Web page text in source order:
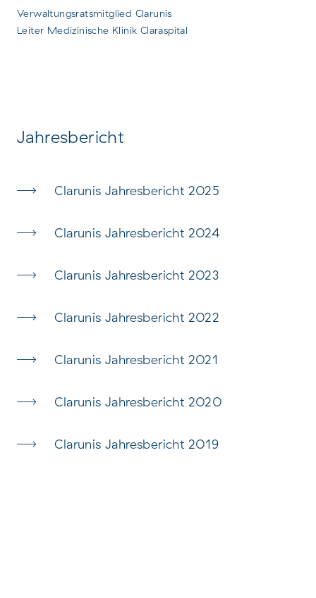
Verwaltungsratsmitglied Clarunis
Leiter Medizinische Klinik Claraspital
Jahresbericht
Clarunis Jahresbericht 2025
Clarunis Jahresbericht 2024
Clarunis Jahresbericht 2023
Clarunis Jahresbericht 2022
Clarunis Jahresbericht 2021
Clarunis Jahresbericht 2020
Clarunis Jahresbericht 2019